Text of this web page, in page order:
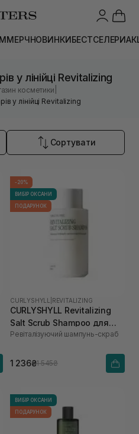
МЕРЧНОВИНКИБЕСТСЕЛЕРИ
у лінійці Revitalizing
косметики
у лінійці Revitalizing
Сортувати
-20%
ВИБІР ОКСАНИ
ПОДАРУНОК
CURLYSHYLL REVITALIZING
CURLYSHYLL Revitalizing
Salt Scrub Shampoo для
ослабленої шкіри голови
Ревіталізуючий шампунь-скраб
1 236₴1 545₴
ВИБІР ОКСАНИ
ПОДАРУНОК